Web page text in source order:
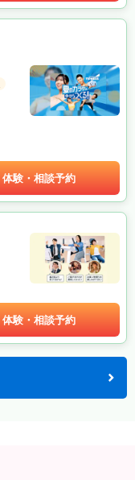
体験・相談予約
体験・相談予約